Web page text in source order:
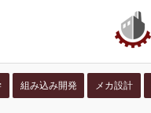
組み込み開発 メカ設計